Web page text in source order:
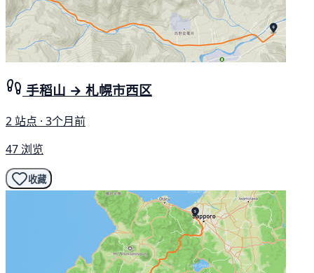
手稻山 → 札幌市西区
2 站点 · 3个月前
47 浏览
收藏